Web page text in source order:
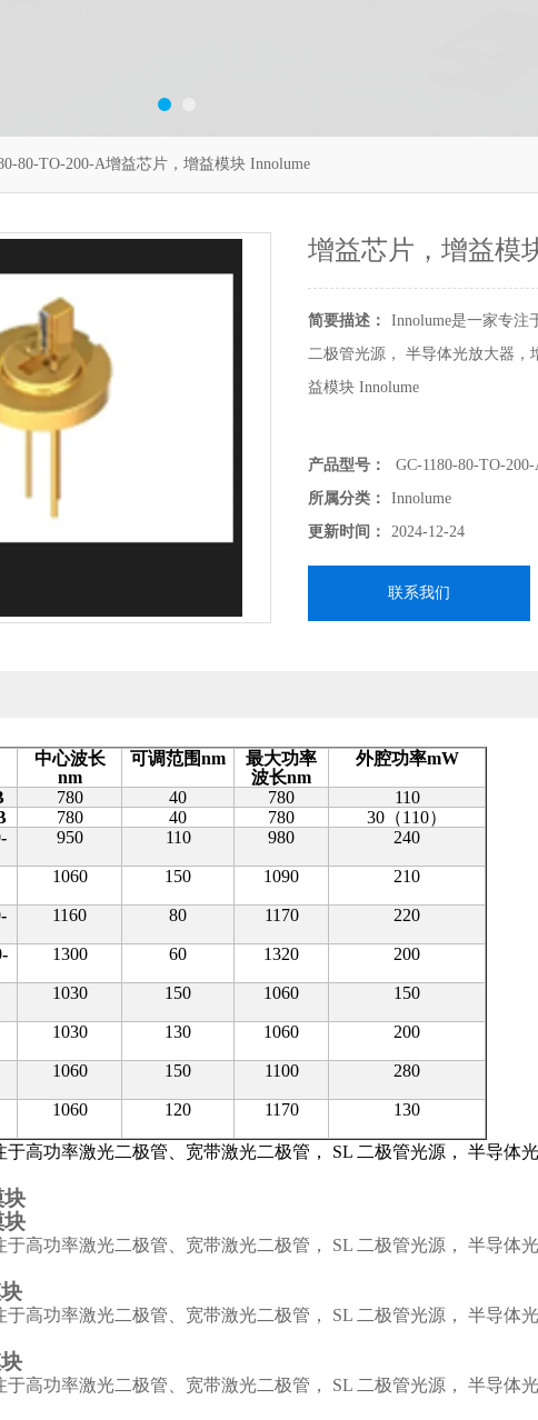
80-TO-200-A增益芯片，增益模块 Innolume
增益芯片，增益模
简要描述：
Innolume是一家专注
二极管光源， 半导体光放大器，
益模块 Innolume
产品型号：
GC-1180-80-TO-
所属分类：
Innolume
更新时间：
2024-12-24
联系我们
中心波长
nm
可调范围nm
最大功率
波长nm
外腔功率mW
780 40 780
110
780 40 780 30 （110）
950 110 980 240
1060 150 1090 210
1160 80 1170 220
1300 60 1320 200
1030 150 1060 150
1030 130 1060 200
1060 150 1100 280
1060 120 1170 130
于高功率激光二极管、宽带激光二极管， SL 二极管光源， 半导体
块
块
于高功率激光二极管、宽带激光二极管， SL 二极管光源， 半导体
于高功率激光二极管、宽带激光二极管， SL 二极管光源， 半导体
于高功率激光二极管、宽带激光二极管， SL 二极管光源， 半导体